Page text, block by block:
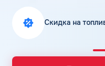
Скидка на